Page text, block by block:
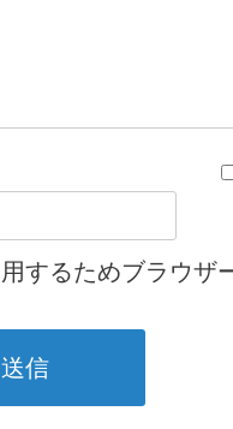
するためブラウザ